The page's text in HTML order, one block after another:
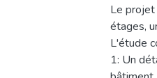
Le
étages,
L'étude
1: Un